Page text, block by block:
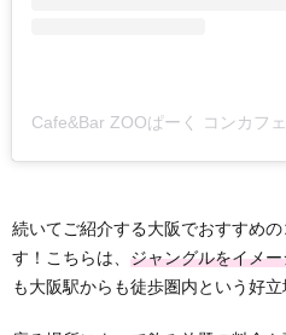
続いてご紹介する大阪でおすすめ
す！こちらは、 ジャングルをイメ
も大阪駅からも徒歩圏内という好立